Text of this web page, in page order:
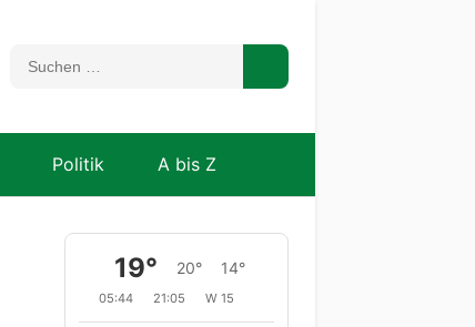
Politik A bis Z
19° 20° 14°
05:44 21:05 W 15